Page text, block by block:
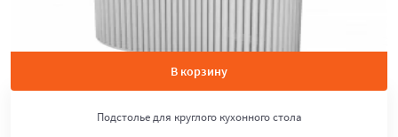
В корзину
Подстолье для круглого кухонного стола